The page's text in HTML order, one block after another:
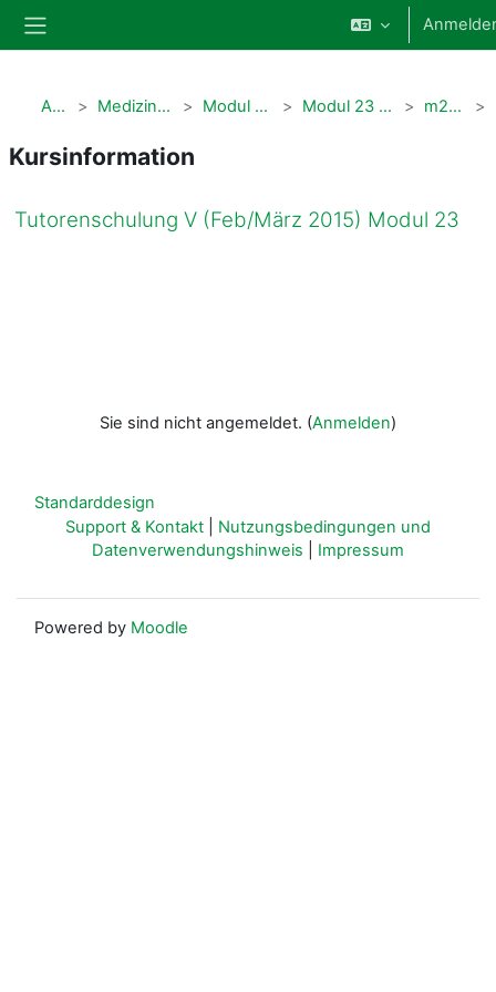
Website-Übersicht
Alle Kurse Medizindidaktische Qualifizierung Modul 23 PbL-Tutorenschulung Modul 23 PbL-Tutorenschulung - Archiv m23_pbl_02_032015
Kursinformation
Tutorenschulung V (Feb/März 2015) Modul 23
Sie sind nicht angemeldet. (Anmelden)
Standarddesign
Support & Kontakt
Nutzungsbedingungen und
Datenverwendungshinweis
Impressum
Powered by Moodle